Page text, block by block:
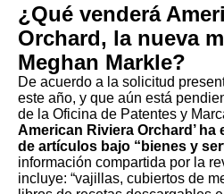
¿Qué venderá
Orchard, la nueva
Meghan Markle?
De acuerdo a la solicitud
este año, y que aún está
de la Oficina de Patentes y
American Riviera Orchard’
de artículos bajo “bienes y
información compartida por la
incluye: “vajillas, cubiertos de